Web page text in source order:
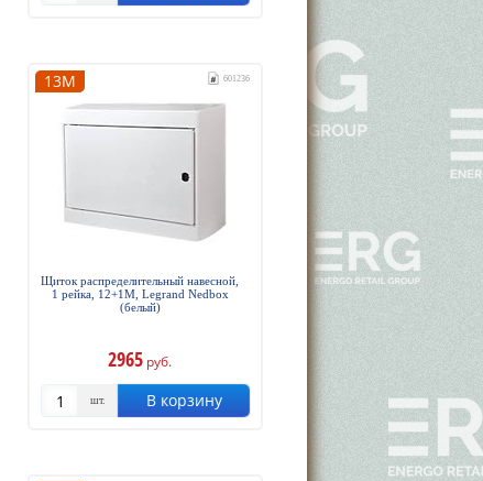
13М
Щиток распределительный навесной,
1 рейка, 12+1М, Legrand Nedbox
(белый)
601236
2965 руб.
шт. В корзину